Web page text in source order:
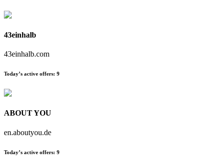
43einhalb
43einhalb.com
Today’s active offers: 9
ABOUT YOU
en.aboutyou.de
Today’s active offers: 9